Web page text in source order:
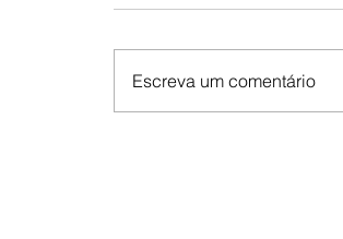
Escreva um comentário